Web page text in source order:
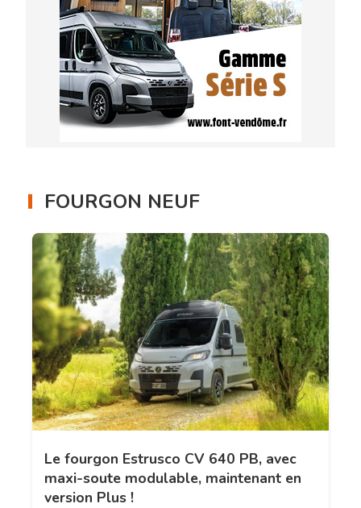
FOURGON NEUF
Le fourgon Estrusco CV 640 PB, avec
maxi-soute modulable, maintenant en
version Plus !